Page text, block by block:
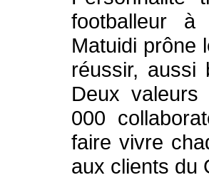
footballeur
Matuidi prône
réussir, aussi
Deux
000
faire vivre
aux clients du